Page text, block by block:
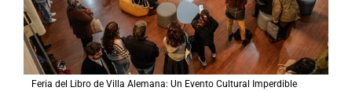
Feria del Libro de Villa Alemana: Un Evento Cultural Imperdible